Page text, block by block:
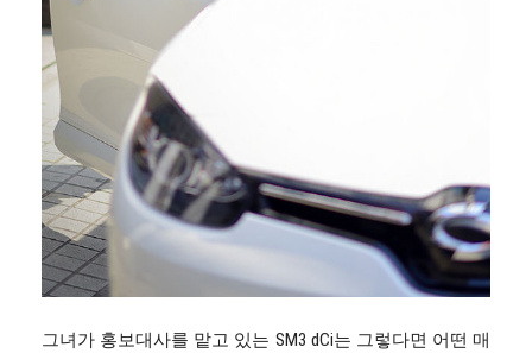
그녀가 홍보대사를 맡고 있는 SM3 dCi는 그렇다면 어떤 매